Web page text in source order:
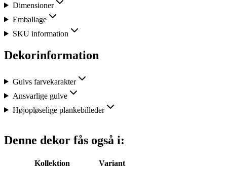
Dimensioner
Emballage
SKU information
Dekorinformation
Gulvs farvekarakter
Ansvarlige gulve
Højopløselige plankebilleder
Denne dekor fås også i:
Kollektion
Variant